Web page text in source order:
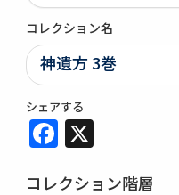
コレクション名
神遺方 3巻
シェアする
Facebook
コレクション階層